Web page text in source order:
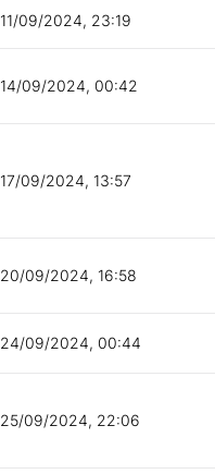
11/09/2024, 23:19
14/09/2024, 00:42
17/09/2024, 13:57
20/09/2024, 16:58
24/09/2024, 00:44
25/09/2024, 22:06